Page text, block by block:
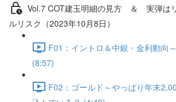
Vol.7 COT建⽟明細の⾒⽅ ＆ 実弾
ルリスク（2023年10月8日）
F01：イントロ＆中銀・金利動向
(8:57)
F02：ゴールド～やっぱり年末